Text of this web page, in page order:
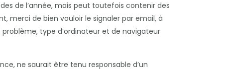
de l’année, mais peut toutefois contenir des
merci de bien vouloir le signaler par email, à
type d’ordinateur et de navigateur
ne saurait être tenu responsable d’un